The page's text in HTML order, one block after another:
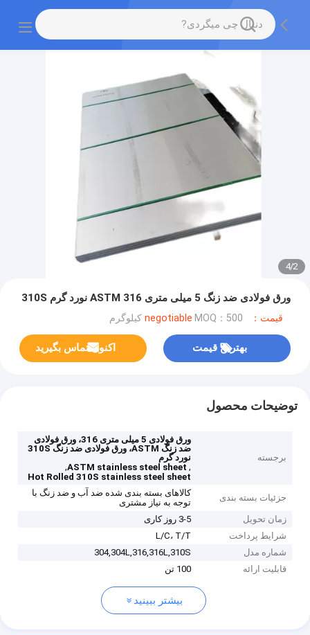
2
/
4
ورق فولادی ضد زنگ 5 میلی متری 316 ASTM نورد گرم 310S
قیمت：negotiable MOQ：500 کیلوگرم
بهترین قیمت اکنون تماس بگیرید
توضیحات محصول
برجسته
ورق فولادی 5 میلی متری 316، ورق فولادی
ضد زنگ ASTM، ورق فولادی ضد زنگ 310S
نورد گرم
,
ASTM stainless steel sheet
,
Hot Rolled 310S stainless steel sheet
جزئیات بسته بندی
کالاهای بسته بندی شده ضد آب و ضد زنگ با
توجه به نیاز مشتری
زمان تحویل
3-5 روز کاری
شرایط پرداخت
L/C، T/T
شماره مدل
304,304L,316,316L,310S
قابلیت ارائه
100 تن
بیشتر ببینید